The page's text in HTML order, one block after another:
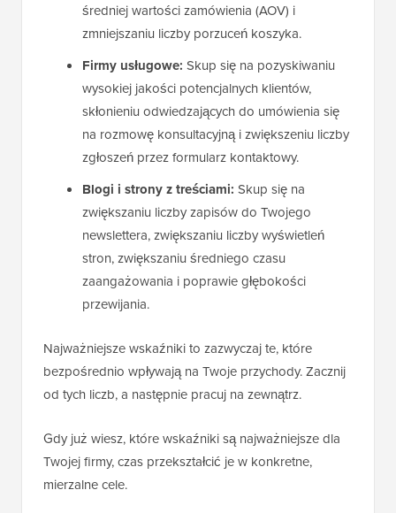
średniej wartości zamówienia (AOV) i
zmniejszaniu liczby porzuceń koszyka.
Firmy usługowe: Skup się na pozyskiwaniu
wysokiej jakości potencjalnych klientów,
skłonieniu odwiedzających do umówienia się
na rozmowę konsultacyjną i zwiększeniu liczby
zgłoszeń przez formularz kontaktowy.
Blogi i strony z treściami: Skup się na
zwiększaniu liczby zapisów do Twojego
newslettera, zwiększaniu liczby wyświetleń
stron, zwiększaniu średniego czasu
zaangażowania i poprawie głębokości
przewijania.
Najważniejsze wskaźniki to zazwyczaj te, które
bezpośrednio wpływają na Twoje przychody. Zacznij
od tych liczb, a następnie pracuj na zewnątrz.
Gdy już wiesz, które wskaźniki są najważniejsze dla
Twojej firmy, czas przekształcić je w konkretne,
mierzalne cele.